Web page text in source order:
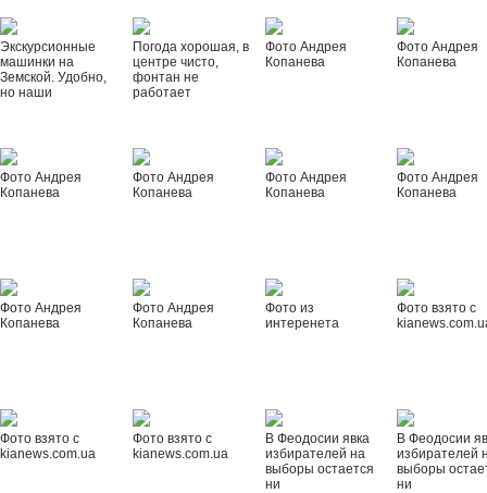
Экскурсионные
машинки на
Земской. Удобно,
но наши
Погода хорошая, в
центре чисто,
фонтан не
работает
Фото Андрея
Копанева
Фото Андрея
Копанева
Фото Андрея
Копанева
Фото Андрея
Копанева
Фото Андрея
Копанева
Фото Андрея
Копанева
Фото Андрея
Копанева
Фото Андрея
Копанева
Фото из
интеренета
Фото взято с
Фото взято с
kianews.com.ua
Фото взято с
kianews.com.ua
В Феодосии явка
избирателей на
выборы остается
ни
В Феодосии
избирателей
выборы
ни